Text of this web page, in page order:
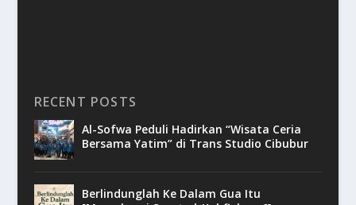
RECENT POSTS
Al-Sofwa Peduli Hadirkan “Wisata Ceria
Bersama Yatim” di Trans Studio Cibubur
Berlindunglah Ke Dalam Gua Itu